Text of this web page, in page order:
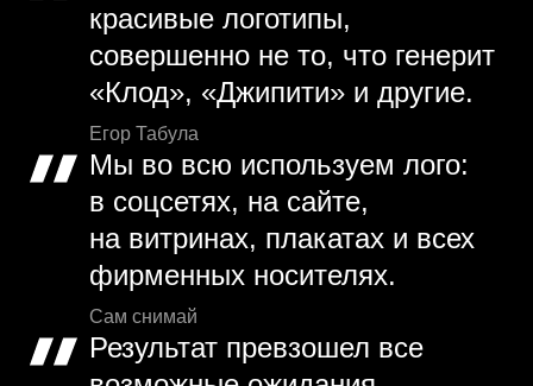
красивые логотипы,
совершенно не то, что генерит
«Клод», «Джипити» и другие.
Егор Табула
Мы во всю используем лого:
в соцсетях, на сайте,
на витринах, плакатах и всех
фирменных носителях.
Сам снимай
Результат превзошел все